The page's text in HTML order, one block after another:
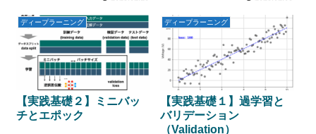
ディープラーニング
【実践基礎２】ミニバッ
チとエポック
ディープラーニング
【実践基礎１】過学習と
バリデーション
（Validation）